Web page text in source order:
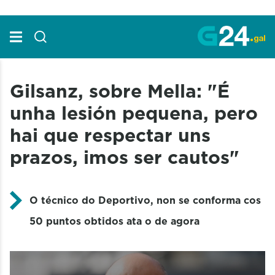
Gilsanz, sobre Mella: "É
unha lesión pequena, pero
hai que respectar uns
prazos, imos ser cautos"
O técnico do Deportivo, non se conforma cos
50 puntos obtidos ata o de agora